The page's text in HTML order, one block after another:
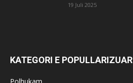
19 Juli 2025
KATEGORI E POPULLARIZUAR